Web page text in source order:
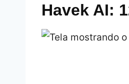
Havek AI: